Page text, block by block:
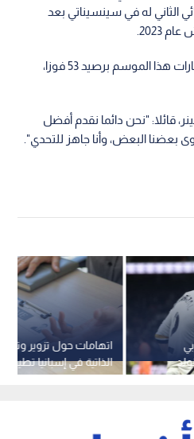
هذا النهائي الثاني له في سينسيناتي بعد
2023.
وعزز ألكاراز صدارته لعدد الانتصارات هذا الموسم برصيد 53 فوزا،
قائلا: "نحن دائما نقدم أفضل
البعض، وأنا جاهز للتحدي".
اتهامات حول تزوير
الذاتية في إسبانيا تطيح